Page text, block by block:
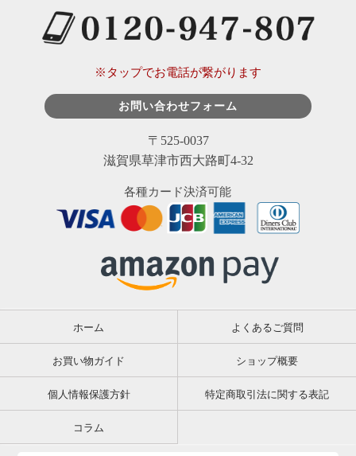
※タップでお電話が繋がります
お問い合わせフォーム
〒525-0037
滋賀県草津市西大路町4-32
各種カード決済可能
ホーム よくあるご質問
お買い物ガイド ショップ概要
個人情報保護方針 特定商取引法に関する表記
コラム